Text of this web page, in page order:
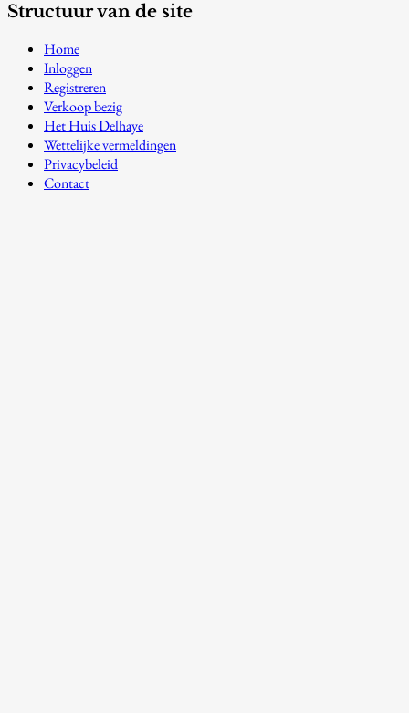
Structuur van de site
Home
Inloggen
Registreren
Verkoop bezig
Het Huis Delhaye
Wettelijke vermeldingen
Privacybeleid
Contact